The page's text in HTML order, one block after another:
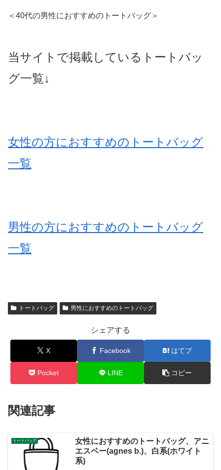
＜40代の男性におすすめのトートバッグ＞
当サイトで掲載しているトートバッ
グ一覧↓
女性の方におすすめのトートバッグ
一覧
男性の方におすすめのトートバッグ
一覧
トートバッグ 男性におすすめのトートバッグ
シェアする
X Facebook はてブ
Pocket LINE コピー
関連記事
トートバッグ
女性におすすめのトートバッグ、アニ
エスベー(agnes b.)、白系(ホワイト
系)